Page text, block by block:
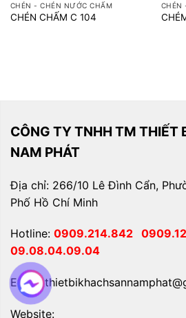
CHÉN - CHÉN NƯỚC CHẤM
CHÉN CHẤM C 104
CHÉN
CÔNG TY TNHH TM THIẾT
NAM PHÁT
Địa chỉ: 266/10 Lê Đình Cẩn,
Phố Hồ Chí Minh
Hotline: 0909.214.842
09.08.04.09.04
Email:
Website: